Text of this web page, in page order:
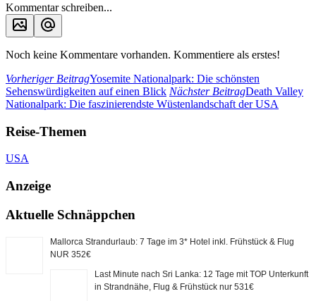
Kommentar schreiben...
Noch keine Kommentare vorhanden. Kommentiere als erstes!
Vorheriger BeitragYosemite Nationalpark: Die schönsten
Sehenswürdigkeiten auf einen Blick Nächster BeitragDeath Valley
Nationalpark: Die faszinierendste Wüstenlandschaft der USA
Reise-Themen
USA
Anzeige
Aktuelle Schnäppchen
Mallorca Strandurlaub: 7 Tage im 3* Hotel inkl. Frühstück & Flug
NUR 352€
Last Minute nach Sri Lanka: 12 Tage mit TOP Unterkunft
in Strandnähe, Flug & Frühstück nur 531€